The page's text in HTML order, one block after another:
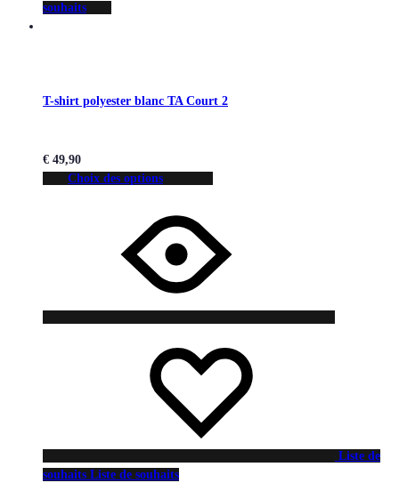
souhaits
T-shirt polyester blanc TA Court 2
€ 49,90
Choix des options
Liste de
souhaits Liste de souhaits